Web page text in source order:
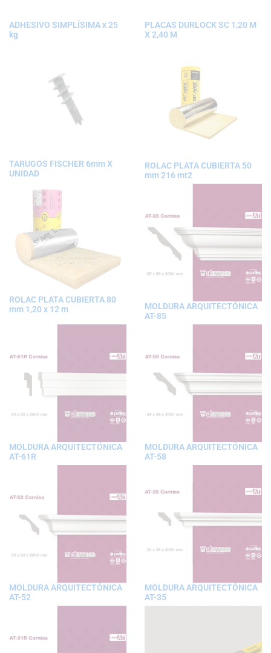
ADHESIVO SIMPLÍSIMA x 25
kg
PLACAS DURLOCK SC 1,20 M
X 2,40 M
TARUGOS FISCHER 6mm X
UNIDAD
ROLAC PLATA CUBIERTA 50
mm 216 mt2
ROLAC PLATA CUBIERTA 80
mm 1,20 x 12 m
MOLDURA ARQUITECTÓNICA
AT-85
MOLDURA ARQUITECTÓNICA
AT-61R
MOLDURA ARQUITECTÓNICA
AT-58
MOLDURA ARQUITECTÓNICA
AT-52
MOLDURA ARQUITECTÓNICA
AT-35